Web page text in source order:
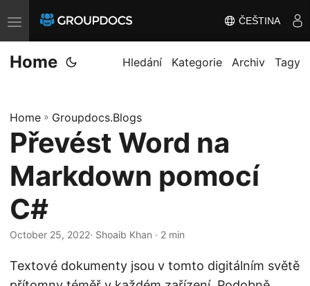
T
o
g
e
n
v
i
g
a
ČEŠTINA
Home Hledání Kategorie Archiv Tagy
Home » Groupdocs.Blogs
Převést Word na
Markdown pomocí
C#
October 25, 2022· Shoaib Khan · 2 min
Textové dokumenty jsou v tomto digitálním světě